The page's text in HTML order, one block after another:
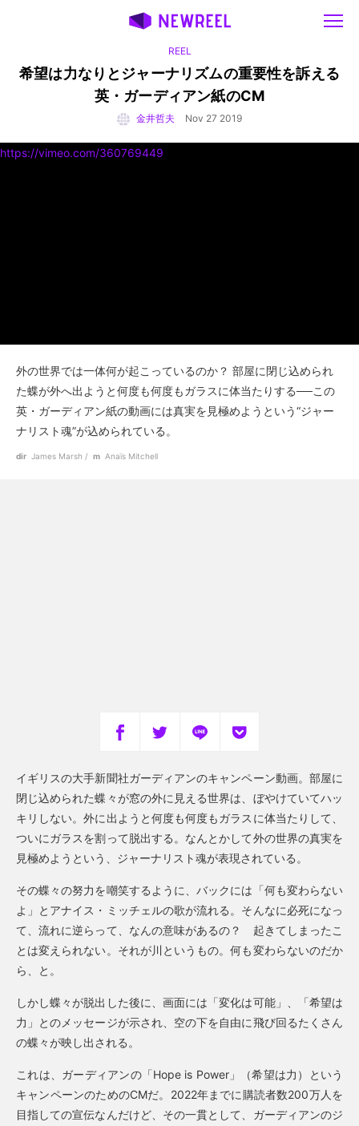
REEL
希望は力なりとジャーナリズムの重要性を訴える
英・ガーディアン紙のCM
金井哲夫 Nov 27 2019
https://vimeo.com/360769449
外の世界では一体何が起こっているのか？ 部屋に閉じ込められ
た蝶が外へ出ようと何度も何度もガラスに体当たりする──この
英・ガーディアン紙の動画には真実を見極めようという“ジャー
ナリスト魂”が込められている。
dir James Marsh m Anaïs Mitchell
イギリスの大手新聞社ガーディアンのキャンペーン動画。部屋に
閉じ込められた蝶々が窓の外に見える世界は、ぼやけていてハッ
キリしない。外に出ようと何度も何度もガラスに体当たりして、
ついにガラスを割って脱出する。なんとかして外の世界の真実を
見極めようという、ジャーナリスト魂が表現されている。
その蝶々の努力を嘲笑するように、バックには「何も変わらない
よ」とアナイス・ミッチェルの歌が流れる。そんなに必死になっ
て、流れに逆らって、なんの意味があるの？ 起きてしまったこ
とは変えられない。それが川というもの。何も変わらないのだか
ら、と。
しかし蝶々が脱出した後に、画面には「変化は可能」、「希望は
力」とのメッセージが示され、空の下を自由に飛び回るたくさん
の蝶々が映し出される。
これは、ガーディアンの「Hope is Power」（希望は力）という
キャンペーンのためのCMだ。2022年までに購読者数200万人を
目指しての宣伝なんだけど、その一貫として、ガーディアンのジ